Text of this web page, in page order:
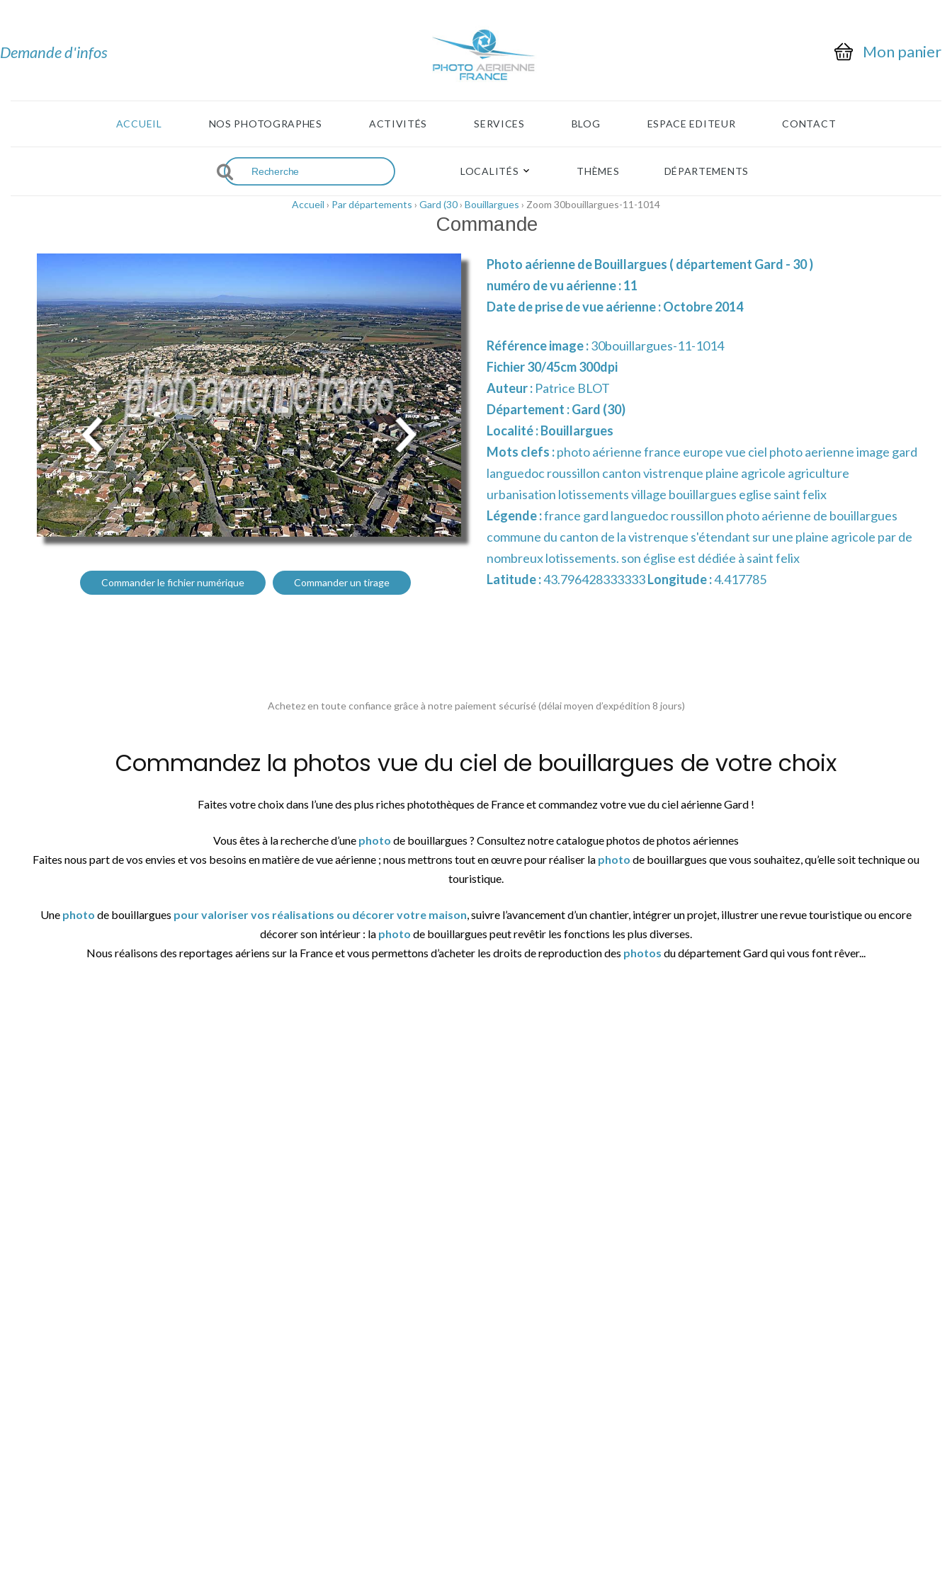
Demande d'infos Mon panier
ACCUEIL NOS PHOTOGRAPHES ACTIVITÉS SERVICES BLOG ESPACE EDITEUR CONTACT
LOCALITÉS THÈMES DÉPARTEMENTS
Accueil › Par départements › Gard (30› Bouillargues › Zoom 30bouillargues-11-1014
Commande
Commander le fichier numérique Commander un tirage
Photo aérienne de Bouillargues ( département Gard - 30 )
numéro de vu aérienne : 11
Date de prise de vue aérienne : Octobre 2014
Référence image :30bouillargues-11-1014
Fichier 30/45cm 300dpi
Auteur : Patrice BLOT
Département :Gard (30)
Localité :Bouillargues
Mots clefs :photo aérienne france europe vue ciel photo aerienne image gard
languedoc roussillon canton vistrenque plaine agricole agriculture
urbanisation lotissements village bouillargues eglise saint felix
Légende :france gard languedoc roussillon photo aérienne de bouillargues
commune du canton de la vistrenque s'étendant sur une plaine agricole par de
nombreux lotissements. son église est dédiée à saint felix
Latitude :43.796428333333Longitude :4.417785
Achetez en toute confiance grâce à notre paiement sécurisé (délai moyen d’expédition 8 jours)
Commandez la photos vue du ciel de bouillargues de votre choix
Faites votre choix dans l’une des plus riches photothèques de France et commandez votre vue du ciel aérienne Gard !
Vous êtes à la recherche d’une photo de bouillargues ? Consultez notre catalogue photos de photos aériennes
Faites nous part de vos envies et vos besoins en matière de vue aérienne ; nous mettrons tout en œuvre pour réaliser la photo de bouillargues que vous souhaitez, qu’elle soit technique ou
touristique.
Une photo de bouillargues pour valoriser vos réalisations ou décorer votre maison, suivre l’avancement d’un chantier, intégrer un projet, illustrer une revue touristique ou encore
décorer son intérieur : la photo de bouillargues peut revêtir les fonctions les plus diverses.
Nous réalisons des reportages aériens sur la France et vous permettons d’acheter les droits de reproduction des photos du département Gard qui vous font rêver...